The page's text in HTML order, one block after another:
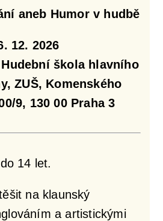
aneb Humor v hudbě
12. 2026
škola hlavního
ZUŠ, Komenského
9, 130 00 Praha 3
14 let.
na klaunský
a artistickými